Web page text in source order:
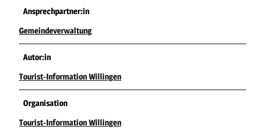
Ansprechpartner:in
Gemeindeverwaltung
Autor:in
Tourist-Information Willingen
Organisation
Tourist-Information Willingen